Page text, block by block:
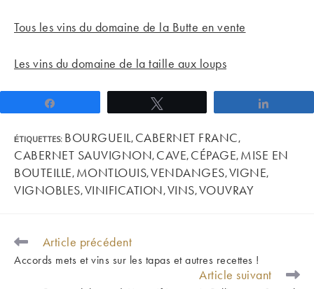
Tous les vins du domaine de la Butte en vente
Les vins du domaine de la taille aux loups
ÉTIQUETTES: BOURGUEIL, CABERNET FRANC,
CABERNET SAUVIGNON, CAVE, CÉPAGE, MISE EN
BOUTEILLE, MONTLOUIS, VENDANGES, VIGNE,
VIGNOBLES, VINIFICATION, VINS, VOUVRAY
READ
MORE
ARTICLES
Article précédent
Accords mets et vins sur les tapas et autres recettes !
Article suivant